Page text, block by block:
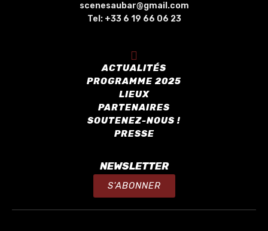
scenesaubar@gmail.com
Tel: +33 6 19 66 06 23
ACTUALITÉS
PROGRAMME 2025
LIEUX
PARTENAIRES
SOUTENEZ-NOUS !
PRESSE
NEWSLETTER
S'ABONNER